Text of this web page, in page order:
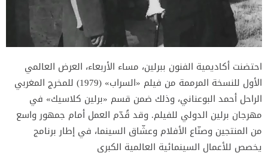
احتضنت أكاديمية الفنون ببرلين، مساء الأربعاء، العرض العالمي
الأول للنسخة المرممة من فيلم «السراب» (1979) للمخرج المغربي
الراحل أحمد البوعناني، وذلك ضمن قسم «برلين كلاسيك» في
مهرجان برلين الدولي للفيلم. وقد قُدّم العمل أمام جمهور واسع
من المنتجين وصنّاع الأفلام وعشّاق السينما، في إطار برنامج
يخصص للأعمال السينمائية العالمية الكبرى